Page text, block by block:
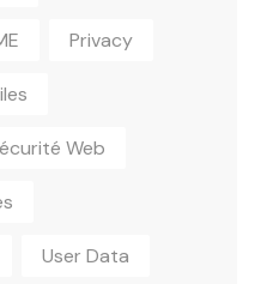
Privacy
Web
User Data